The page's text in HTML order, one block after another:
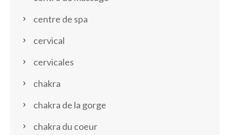
centre de spa
cervical
cervicales
chakra
chakra de la gorge
chakra du coeur